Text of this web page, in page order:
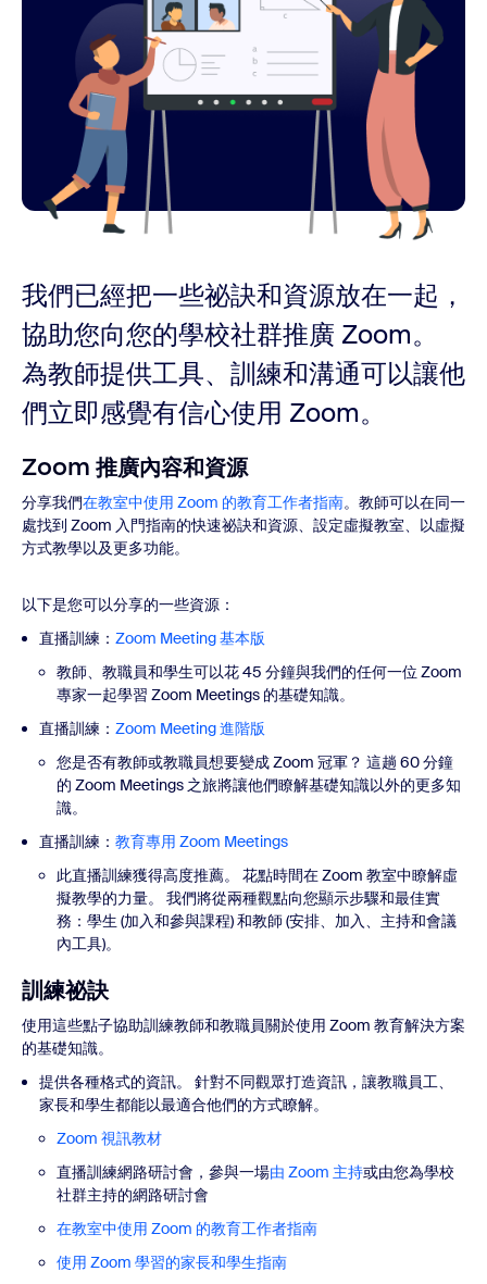
我們已經把一些祕訣和資源放在一起，
協助您向您的學校社群推廣 Zoom。
為教師提供工具、訓練和溝通可以讓他
們立即感覺有信心使用 Zoom。
Zoom 推廣內容和資源
分享我們在教室中使用 Zoom 的教育工作者指南。教師可以在同一
處找到 Zoom 入門指南的快速祕訣和資源、設定虛擬教室、以虛擬
方式教學以及更多功能。
以下是您可以分享的一些資源：
直播訓練： Zoom Meeting 基本版
教師、教職員和學生可以花 45 分鐘與我們的任何一位 Zoom
專家一起學習 Zoom Meetings 的基礎知識。
直播訓練： Zoom Meeting 進階版
您是否有教師或教職員想要變成 Zoom 冠軍？ 這趟 60 分鐘
的 Zoom Meetings 之旅將讓他們瞭解基礎知識以外的更多知
識。
直播訓練： 教育專用 Zoom Meetings
此直播訓練獲得高度推薦。 花點時間在 Zoom 教室中瞭解虛
擬教學的力量。 我們將從兩種觀點向您顯示步驟和最佳實
務：學生 (加入和參與課程) 和教師 (安排、加入、主持和會議
內工具)。
訓練祕訣
使用這些點子協助訓練教師和教職員關於使用 Zoom 教育解決方案
的基礎知識。
提供各種格式的資訊。 針對不同觀眾打造資訊，讓教職員工、
家長和學生都能以最適合他們的方式瞭解。
Zoom 視訊教材
直播訓練網路研討會，參與一場由 Zoom 主持或由您為學校
社群主持的網路研討會
在教室中使用 Zoom 的教育工作者指南
使用 Zoom 學習的家長和學生指南